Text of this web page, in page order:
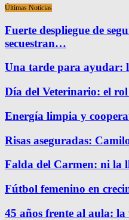
Últimas Noticias
Fuerte despliegue de
secuestran…
Una tarde para ayudar:
Día del Veterinario: el
Energía limpia y
Risas aseguradas:
Falda del Carmen: ni la
Fútbol femenino en
45 años frente al aula: